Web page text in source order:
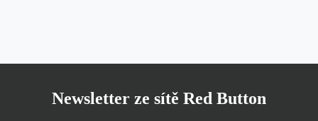
Newsletter ze sítě Red Button